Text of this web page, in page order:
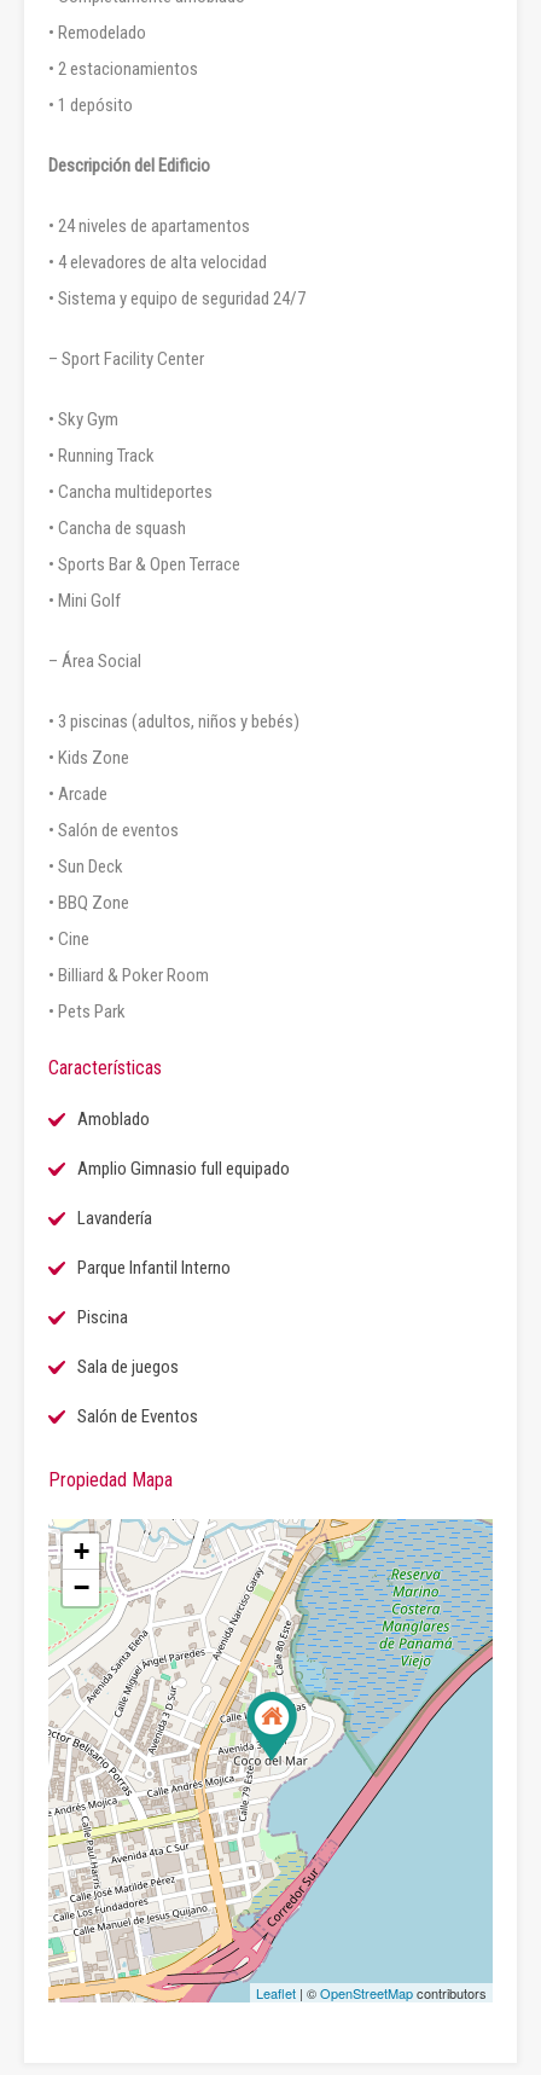
• Remodelado
• 2 estacionamientos
• 1 depósito
Descripción del Edificio
• 24 niveles de apartamentos
• 4 elevadores de alta velocidad
• Sistema y equipo de seguridad 24/7
– Sport Facility Center
• Sky Gym
• Running Track
• Cancha multideportes
• Cancha de squash
• Sports Bar & Open Terrace
• Mini Golf
– Área Social
• 3 piscinas (adultos, niños y bebés)
• Kids Zone
• Arcade
• Salón de eventos
• Sun Deck
• BBQ Zone
• Cine
• Billiard & Poker Room
• Pets Park
Características
Amoblado
Amplio Gimnasio full equipado
Lavandería
Parque Infantil Interno
Piscina
Sala de juegos
Salón de Eventos
Propiedad Mapa
+
−
Leaflet | ©OpenStreetMapcontributors